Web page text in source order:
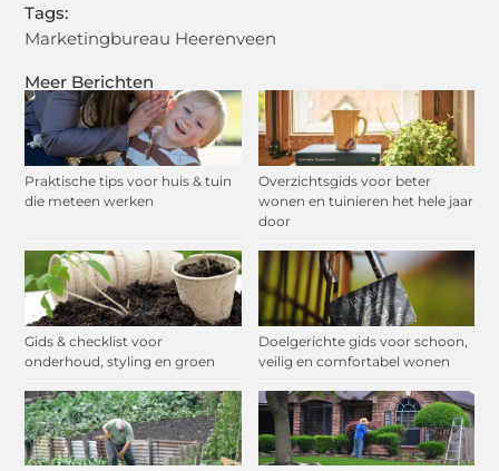
Meer Berichten
Praktische tips voor huis & tuin
die meteen werken
Overzichtsgids voor beter
wonen en tuinieren het hele jaar
door
Gids & checklist voor
onderhoud, styling en groen
Doelgerichte gids voor schoon,
veilig en comfortabel wonen
Tags:
Marketingbureau Heerenveen